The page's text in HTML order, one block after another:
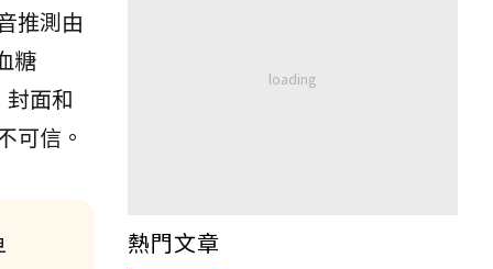
推測由
糖
面和
可信。
熱門文章